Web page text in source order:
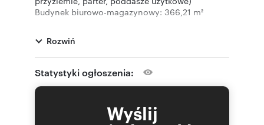
Budynek biurowo-magazynowy: 366,21 m²
Decathlon.
Rekreacja na wyciągnięcie ręki – jezioro Kierskie
oddalone o 2 km.
Działka o pow. 2765 m2 ze starym
drzewostanem oraz bylinami i kwiatami, a także
oczkiem wodnym i zadaszonym miejscem do
Rozwiń
Statystyki ogłoszenia:
Wyślij